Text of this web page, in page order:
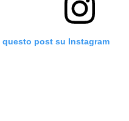
questo post su Instagram